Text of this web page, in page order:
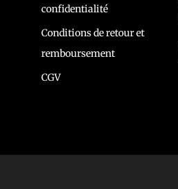
confidentialité
Conditions de retour et
remboursement
CGV